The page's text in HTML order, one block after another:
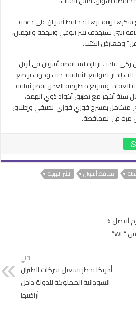
شكرها وتقديرها لمحافظ أسوان على دعمه
التي تستهدف نشر الوعي والبهجة والجمال،
ومعارض الكتب.
زكي قامت بزيارة لمحافظة أسوان في أبريل
إنجاز المواقع الثقافية؛ حيث وجهت بوضع
العقاد، وتسريع منظومة العمل بقصر ثقافة
ستة أشهر مع تطبيق أكواد ذوي الهمم،
فني متكامل بمسرح فوزي فوزي الصيفي وإطلاق
مرة في المحافظة.
محافظ أسوان
نشر البهجة
“المصرية للاتصالات” تكرم أفضل 6
مشروعات ابتكارية بمدارس “WE”
التالي
أمريكا تحظر تشغيل شركات الطيران
السودانية المملوكة للدولة داخل
أراضيها